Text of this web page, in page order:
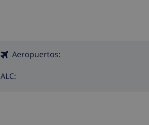
Aeropuertos:
ALC: